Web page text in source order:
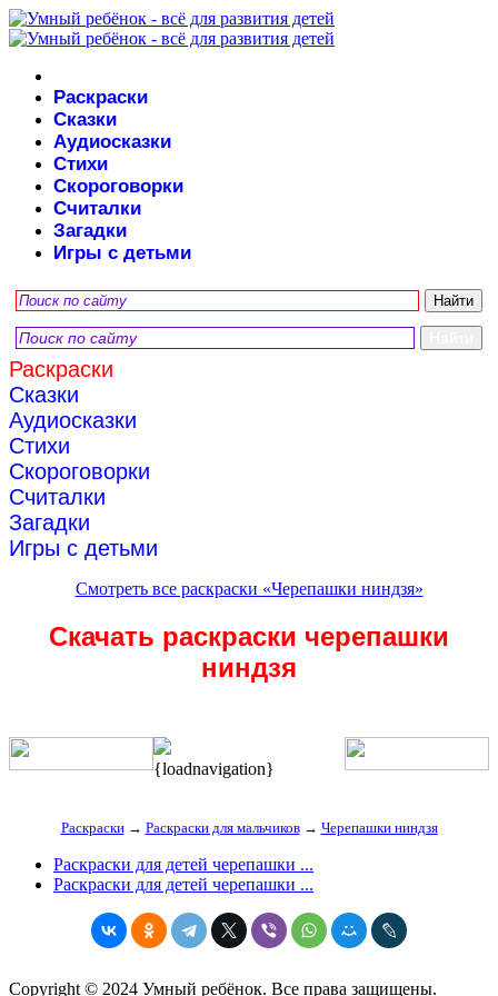
Раскраски
Сказки
Аудиосказки
Стихи
Скороговорки
Считалки
Загадки
Игры с детьми
Раскраски
Сказки
Аудиосказки
Стихи
Скороговорки
Считалки
Загадки
Игры с детьми
Смотреть все раскраски «Черепашки ниндзя»
Скачать раскраски черепашки
ниндзя
{loadnavigation}
Раскраски→ Раскраски для мальчиков→ Черепашки ниндзя
Раскраски для детей черепашки ...
Раскраски для детей черепашки ...
Copyright © 2024 Умный ребёнок. Все права защищены.